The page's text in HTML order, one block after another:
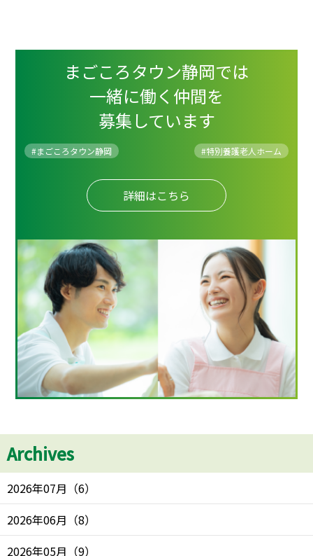
まごころタウン静岡では
一緒に働く仲間を
募集しています
#まごころタウン静岡 #特別養護老人ホーム
詳細はこちら
Archives
2026年07月 （6）
2026年06月 （8）
2026年05月 （9）